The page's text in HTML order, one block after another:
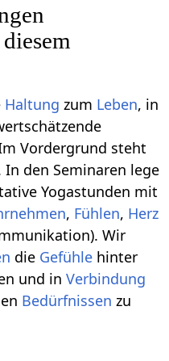
Haltung zum Leben, in
Vordergrund steht
In den Seminaren lege
Yogastunden mit
, Fühlen, Herz
Wir
die Gefühle hinter
und inVerbindung
Bedürfnissen zu